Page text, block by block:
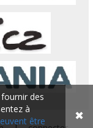
des
à
être
✖